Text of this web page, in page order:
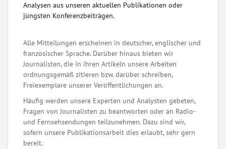
Analysen aus unseren aktuellen Publikationen oder
jüngsten Konferenzbeiträgen.
Alle Mitteilungen erscheinen in deutscher, englischer und
französischer Sprache. Darüber hinaus bieten wir
Journalisten, die in ihren Artikeln unsere Arbeiten
ordnungsgemäß zitieren bzw. darüber schreiben,
Freiexemplare unserer Veröffentlichungen an.
Häufig werden unsere Experten und Analysten gebeten,
Fragen von Journalisten zu beantworten oder an Radio-
und Fernsehsendungen teilzunehmen. Dazu sind wir,
sofern unsere Publikationsarbeit dies erlaubt, sehr gern
bereit.